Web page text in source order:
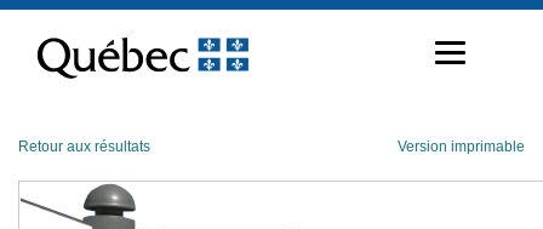
contenu
Retour aux résultats Version imprimable